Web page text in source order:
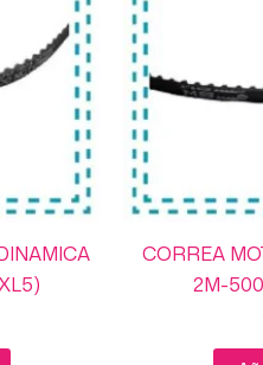
CORREA
2M-